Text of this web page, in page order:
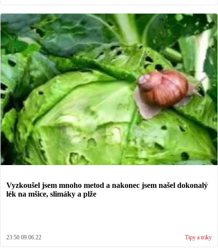
Vyzkoušel jsem mnoho metod a nakonec jsem našel dokonalý
lék na mšice, slimáky a plže
23:50 09.06.22 Tipy a triky